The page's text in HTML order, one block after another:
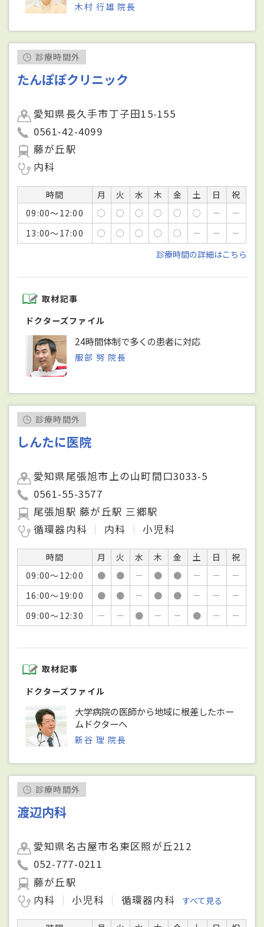
木村 行雄 院長
診療時間外
たんぽぽクリニック
愛知県長久手市丁子田15-155
0561-42-4099
藤が丘駅
内科
時間 月 火 水 木 金 土 日
祝
09:00～12:00
○ ○ ○ ○ ○ ○ －
－
13:00～17:00
○ ○ ○ ○ ○ － －
－
診療時間の詳細はこちら
取材記事
ドクターズファイル
24時間体制で多くの患者に対応
服部 努 院長
診療時間外
しんたに医院
愛知県尾張旭市上の山町間口3033-5
0561-55-3577
尾張旭駅 藤が丘駅 三郷駅
循環器内科
内科 小児科
時間 月 火 水 木 金 土 日
祝
09:00～12:00
● ● － ● ● － －
－
16:00～19:00
● ● － ● ● － －
－
09:00～12:30
－ － ● － － ● － －
取材記事
ドクターズファイル
大学病院の医師から地域に根差したホー
ムドクターへ
新谷 理 院長
診療時間外
渡辺内科
愛知県名古屋市名東区照が丘212
052-777-0211
藤が丘駅
内科
小児科 循環器内科 すべて見る